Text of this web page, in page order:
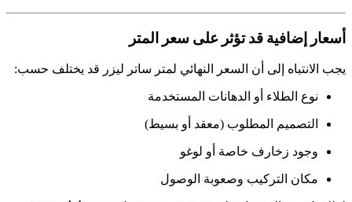
أسعار إضافية قد تؤثر على سعر المتر
يجب الانتباه إلى أن السعر النهائي لمتر ساتر ليزر قد يختلف حسب:
نوع الطلاء أو الدهانات المستخدمة
التصميم المطلوب (معقد أو بسيط)
وجود زخارف خاصة أو لوغو
مكان التركيب وصعوبة الوصول